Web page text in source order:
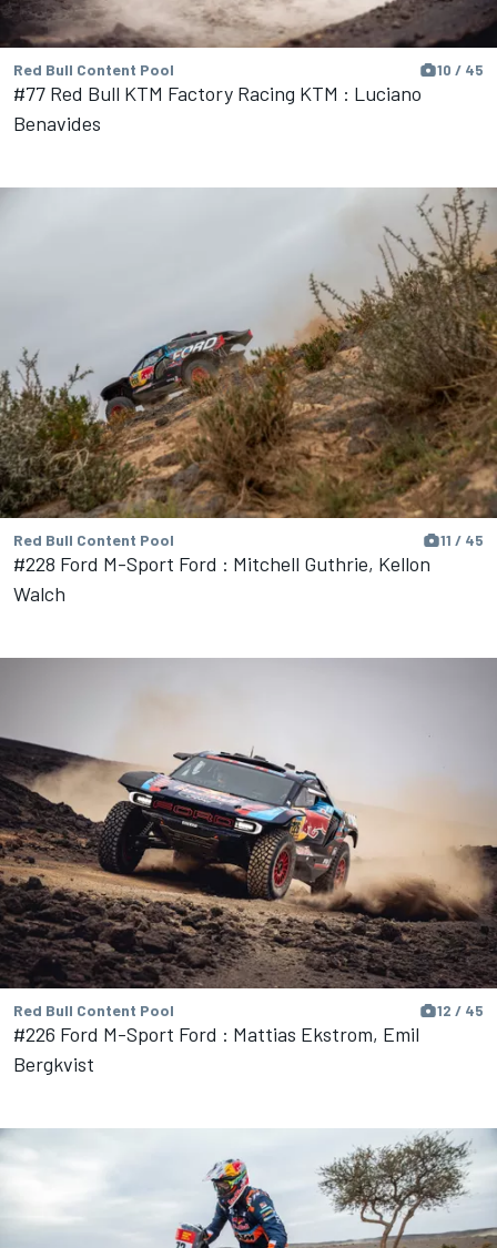
Red Bull Content Pool 10 / 45
#77 Red Bull KTM Factory Racing KTM : Luciano
Benavides
Red Bull Content Pool 11 / 45
#228 Ford M-Sport Ford : Mitchell Guthrie, Kellon
Walch
Red Bull Content Pool 12 / 45
#226 Ford M-Sport Ford : Mattias Ekstrom, Emil
Bergkvist